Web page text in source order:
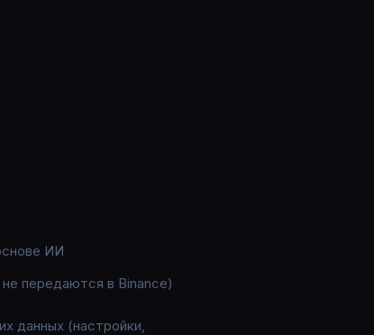
ИИ
передаются в Binance)
данных (настройки,